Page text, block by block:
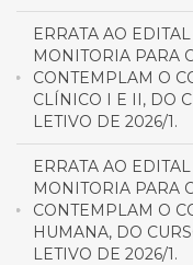
ERRATA AO
MONITORIA PARA
CONTEMPLAM O
CLÍNICO I E II, DO
LETIVO DE 2026/1.
ERRATA AO
MONITORIA PARA
CONTEMPLAM O
HUMANA, DO
LETIVO DE 2026/1.